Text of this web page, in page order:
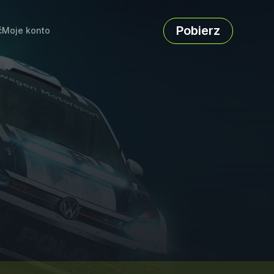
Moje konto Pobierz